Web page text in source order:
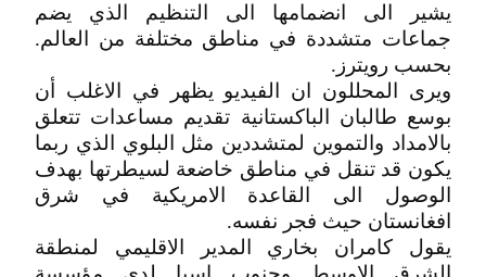
يشير الى انضمامها الى التنظيم الذي يضم
جماعات متشددة في مناطق مختلفة من العالم.
بحسب رويترز.
ويرى المحللون ان الفيديو يظهر في الاغلب أن
بوسع طالبان الباكستانية تقديم مساعدات تتعلق
بالامداد والتموين لمتشددين مثل البلوي الذي ربما
يكون قد تنقل في مناطق خاضعة لسيطرتها بهدف
الوصول الى القاعدة الامريكية في شرق
افغانستان حيث فجر نفسه.
يقول كامران بخاري المدير الاقليمي لمنطقة